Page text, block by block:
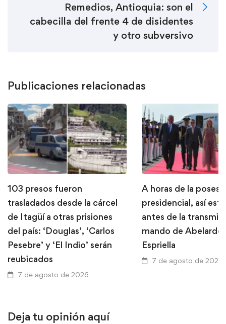
Remedios, Antioquia: son el
cabecilla del frente 4 de disidentes
y otro subversivo
Publicaciones relacionadas
103 presos fueron
trasladados desde la cárcel
de Itagüí a otras prisiones
del país: ‘Douglas’, ‘Carlos
Pesebre’ y ‘El Indio’ serán
reubicados
7 de agosto de 2026
A horas de la
presidencial, así
antes de la
mando de Abelardo
Espriella
7 de agosto de 2026
Deja tu opinión aquí